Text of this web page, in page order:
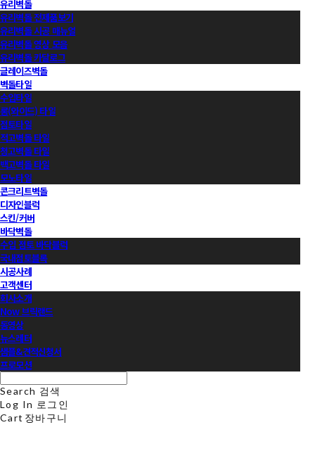
유리벽돌
유리벽돌 전제품보기
유리벽돌 시공 매뉴얼
유리벽돌 영상 모음
유리벽돌 카달로그
글레이즈벽돌
벽돌타일
수입타일
롱(와이드) 타일
점토타일
적고벽돌 타일
청고벽돌 타일
백고벽돌 타일
모노타일
콘크리트벽돌
디자인블럭
스킨/커버
바닥벽돌
수입 점토 바닥블럭
국내점토블록
시공사례
고객센터
회사소개
Now 브릭랜드
동영상
뉴스레터
샘플&견적신청서
프로모션
Search 검색
Log In 로그인
Cart 장바구니